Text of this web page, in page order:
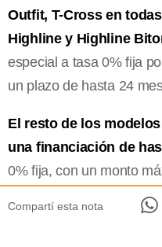
Outfit, T-Cross en
Highline y Highline
especial a tasa 0% fija
un plazo de hasta 24
El resto de los
una financiación de
0% fija, con un monto
Compartí esta nota